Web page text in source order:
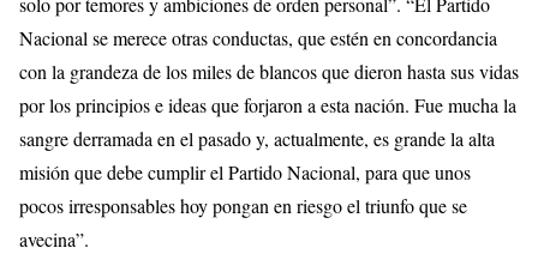
Nacional se merece otras conductas, que estén en concordancia
con la grandeza de los miles de blancos que dieron hasta sus vidas
por los principios e ideas que forjaron a esta nación. Fue mucha la
sangre derramada en el pasado y, actualmente, es grande la alta
misión que debe cumplir el Partido Nacional, para que unos
pocos irresponsables hoy pongan en riesgo el triunfo que se
avecina”.